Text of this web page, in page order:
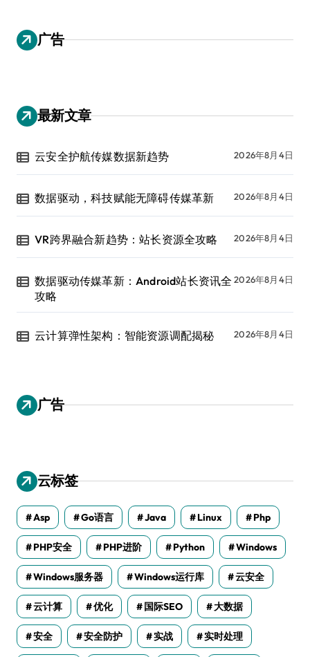
广告
最新文章
云安全护航传媒数据新趋势 2026年8月4日
数据驱动，科技赋能无障碍传媒革新 2026年8月4日
VR跨界融合新趋势：站长资源全攻略 2026年8月4日
数据驱动传媒革新：Android站长资讯全
攻略
2026年8月4日
云计算弹性架构：智能资源调配揭秘 2026年8月4日
广告
云标签
Asp Go语言 Java Linux Php
PHP安全 PHP进阶 Python Windows
Windows服务器 Windows运行库 云安全
云计算 优化 国际SEO 大数据
安全 安全防护 实战 实时处理